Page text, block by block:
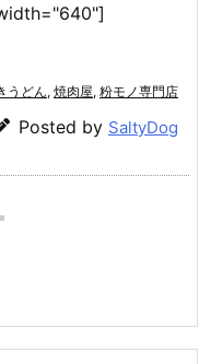
うどん, 焼肉屋, 粉モノ専門店
Posted by SaltyDog